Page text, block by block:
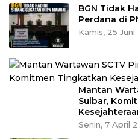
BGN Tidak
Perdana di
Kamis, 25
Mantan
Sulbar,
Senin, 7 April